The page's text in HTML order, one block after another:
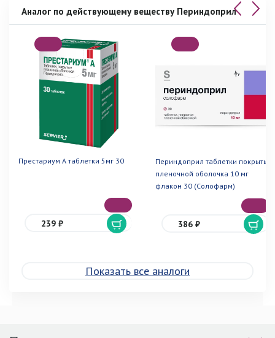
Аналог по действующему веществу Периндоприл
Престариум А таблетки 5мг 30
239 ₽
Периндоприл таблетки покрытые
пленочной оболочка 10 мг
флакон 30 (Солофарм)
386 ₽
Показать все аналоги